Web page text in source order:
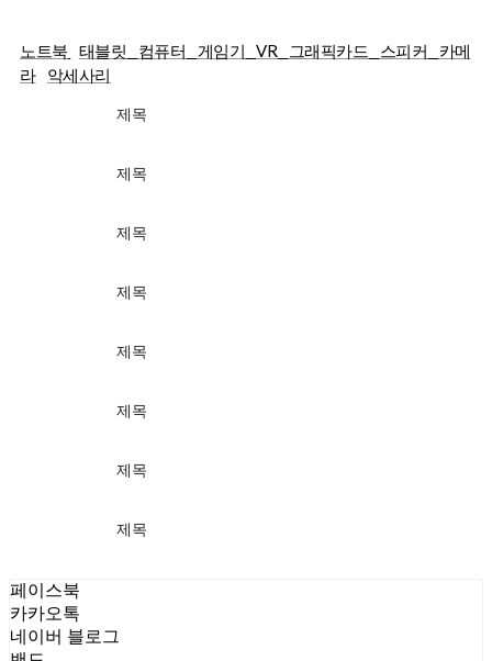
노트북 태블릿 컴퓨터 게임기 VR 그래픽카드 스피커
카메
라
악세사리
제목
제목
제목
제목
제목
제목
제목
제목
페이스북
카카오톡
네이버 블로그